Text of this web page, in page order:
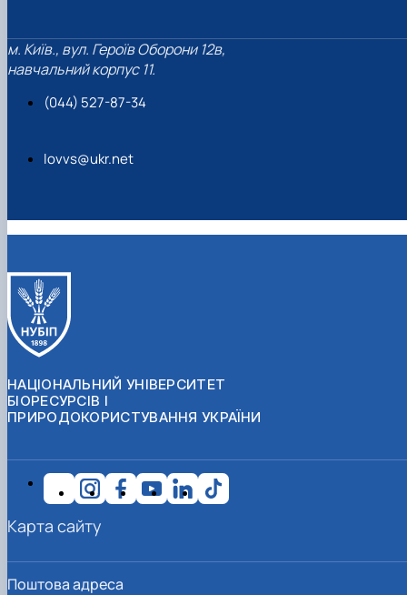
м. Київ., вул. Героїв Оборони 12в,
навчальний корпус 11.
(044) 527-87-34
lovvs@ukr.net
НАЦІОНАЛЬНИЙ УНІВЕРСИТЕТ
БІОРЕСУРСІВ І
ПРИРОДОКОРИСТУВАННЯ УКРАЇНИ
Поштова адреса
Карта сайту